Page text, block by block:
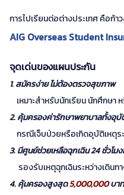
การไปเรียนต่อต่างประเทศ คือก้
AIG Overseas Student
จุดเด่นของแผนประกัน
1. สมัครง่าย ไม่ต้องตรวจสุขภาพ
เหมาะสำหรับนักเรียน นักศึกษา
2. คุ้มครองค่ารักษาพยาบาลทั้งอุบั
กรณีเจ็บป่วยหรือเกิดอุบัติเหตุร
3. มีศูนย์ช่วยเหลือฉุกเฉิน 24 ชั่วโม
รองรับเหตุฉุกเฉินระหว่างเดินท
4. คุ้มครองสูงสุด5,000,000บาท